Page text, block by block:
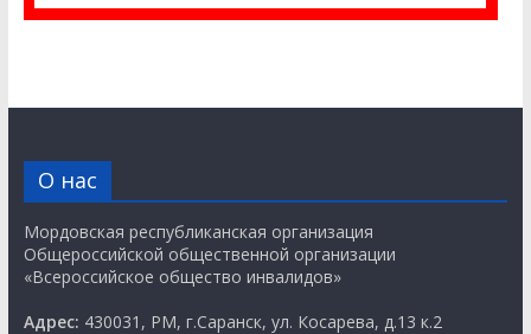
О нас
Мордовская республиканская организация
Общероссийской общественной организации
«Всероссийское общество инвалидов»
Адрес: 430031, РМ, г.Саранск, ул. Косарева, д.13 к.2